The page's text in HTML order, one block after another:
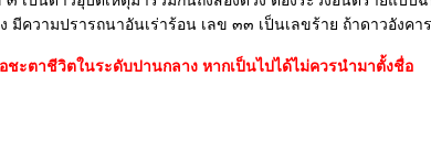
ความปรารถนาอันเร่าร้อน เลข ๓๓ เป็นเลขร้าย ถ้าดาวอังค
ะตาชีวิตในระดับปานกลาง หากเป็นไปได้ไม่ควรนำมาตั้งชื่อ